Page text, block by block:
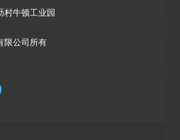
村牛顿工业园
限公司所有